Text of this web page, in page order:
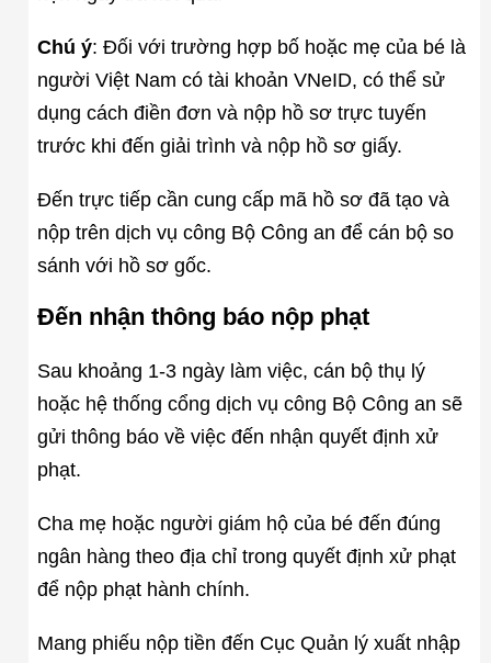
Chú ý: Đối với trường hợp bố hoặc mẹ của bé là
người Việt Nam có tài khoản VNeID, có thể sử
dụng cách điền đơn và nộp hồ sơ trực tuyến
trước khi đến giải trình và nộp hồ sơ giấy.
Đến trực tiếp cần cung cấp mã hồ sơ đã tạo và
nộp trên dịch vụ công Bộ Công an để cán bộ so
sánh với hồ sơ gốc.
Đến nhận thông báo nộp phạt
Sau khoảng 1-3 ngày làm việc, cán bộ thụ lý
hoặc hệ thống cổng dịch vụ công Bộ Công an sẽ
gửi thông báo về việc đến nhận quyết định xử
phạt.
Cha mẹ hoặc người giám hộ của bé đến đúng
ngân hàng theo địa chỉ trong quyết định xử phạt
để nộp phạt hành chính.
Mang phiếu nộp tiền đến Cục Quản lý xuất nhập